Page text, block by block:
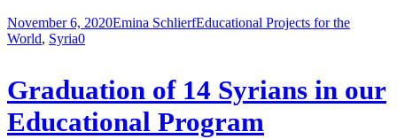
November 6, 2020Emina SchlierfEducational Projects for the
World, Syria0
Graduation of 14 Syrians in our
Educational Program